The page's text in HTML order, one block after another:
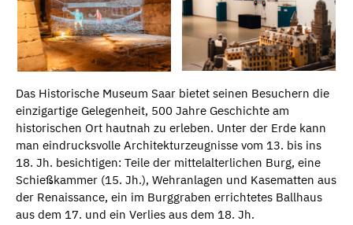
Das Historische Museum Saar bietet seinen Besuchern die
einzigartige Gelegenheit, 500 Jahre Geschichte am
historischen Ort hautnah zu erleben. Unter der Erde kann
man eindrucksvolle Architekturzeugnisse vom 13. bis ins
18. Jh. besichtigen: Teile der mittelalterlichen Burg, eine
Schießkammer (15. Jh.), Wehranlagen und Kasematten aus
der Renaissance, ein im Burggraben errichtetes Ballhaus
aus dem 17. und ein Verlies aus dem 18. Jh.